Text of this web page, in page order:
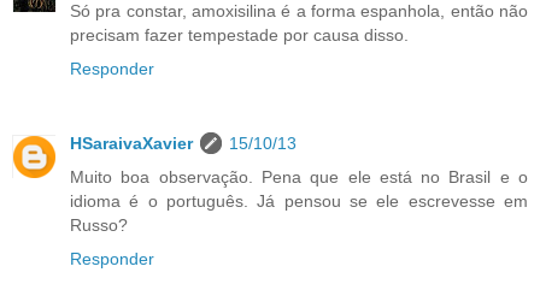
Só pra constar, amoxisilina é a forma espanhola, então não
precisam fazer tempestade por causa disso.
Responder
HSaraivaXavier
15/10/13
Muito boa observação. Pena que ele está no Brasil e o
idioma é o português. Já pensou se ele escrevesse em
Russo?
Responder